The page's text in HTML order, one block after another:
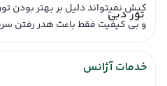
تور دبی
کیش نمیتواند دلیل بر بهتر بودن تور
و بی کیفیت فقط باعث هدر رفتن
خدمات آژانس